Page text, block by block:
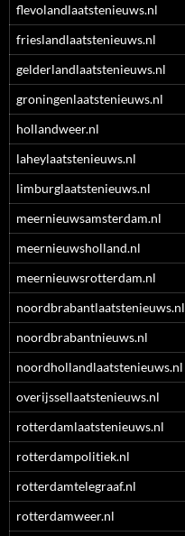
flevolandlaatstenieuws.nl
frieslandlaatstenieuws.nl
gelderlandlaatstenieuws.nl
groningenlaatstenieuws.nl
hollandweer.nl
laheylaatstenieuws.nl
limburglaatstenieuws.nl
meernieuwsamsterdam.nl
meernieuwsholland.nl
meernieuwsrotterdam.nl
noordbrabantlaatstenieuws.nl
noordbrabantnieuws.nl
noordhollandlaatstenieuws.nl
overijssellaatstenieuws.nl
rotterdamlaatstenieuws.nl
rotterdampolitiek.nl
rotterdamtelegraaf.nl
rotterdamweer.nl